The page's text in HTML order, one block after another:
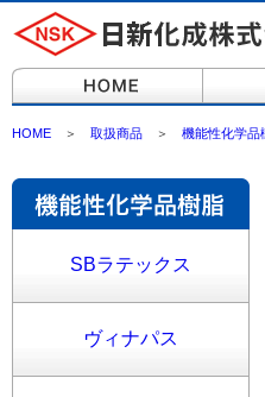
HOME ＞ 取扱商品 ＞ 機能性化学品
SBラテックス
ヴィナパス